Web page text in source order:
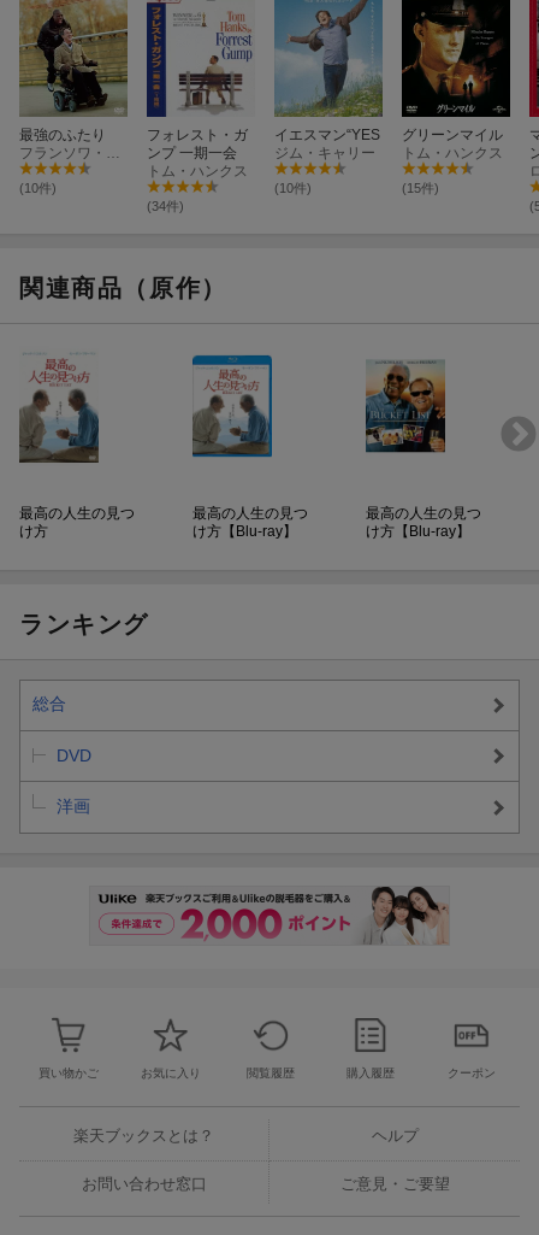
最強のふたり
(10件)
フォレスト・ガ
ンプ 一期一会
トム・ハンクス
(34件)
イエスマン“YES
ジム・キャリー
(10件)
グリーンマイル
トム・ハンクス
(15件)
関連商品（原作）
最高の人生の見つ
け方
最高の人生の見つ
け方【Blu-ray】
最高の人生の見つ
け方【Blu-ray】
ランキング
総合
DVD
洋画
買い物かご お気に入り 閲覧履歴 購入履歴 クーポン
楽天ブックスとは？ ヘルプ
お問い合わせ窓口 ご意見・ご要望